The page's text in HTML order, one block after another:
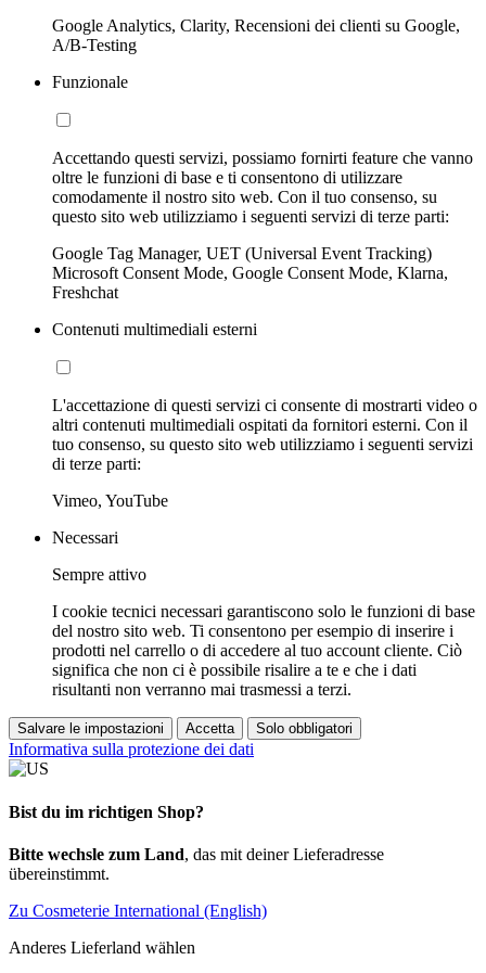
Google Analytics, Clarity, Recensioni dei clienti su Google,
A/B-Testing
Funzionale
Accettando questi servizi, possiamo fornirti feature che vanno
oltre le funzioni di base e ti consentono di utilizzare
comodamente il nostro sito web. Con il tuo consenso, su
questo sito web utilizziamo i seguenti servizi di terze parti:
Google Tag Manager, UET (Universal Event Tracking)
Microsoft Consent Mode, Google Consent Mode, Klarna,
Freshchat
Contenuti multimediali esterni
L'accettazione di questi servizi ci consente di mostrarti video o
altri contenuti multimediali ospitati da fornitori esterni. Con il
tuo consenso, su questo sito web utilizziamo i seguenti servizi
di terze parti:
Vimeo, YouTube
Necessari
Sempre attivo
I cookie tecnici necessari garantiscono solo le funzioni di base
del nostro sito web. Ti consentono per esempio di inserire i
prodotti nel carrello o di accedere al tuo account cliente. Ciò
significa che non ci è possibile risalire a te e che i dati
risultanti non verranno mai trasmessi a terzi.
Salvare le impostazioni Accetta Solo obbligatori
Informativa sulla protezione dei dati
Bist du im richtigen Shop?
Bitte wechsle zum Land, das mit deiner Lieferadresse
übereinstimmt.
Zu Cosmeterie International (English)
Anderes Lieferland wählen